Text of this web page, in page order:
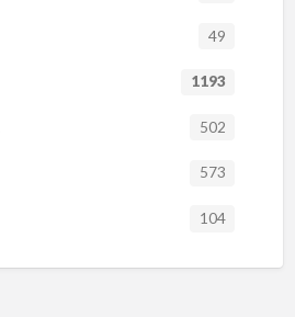
49
1193
502
573
104